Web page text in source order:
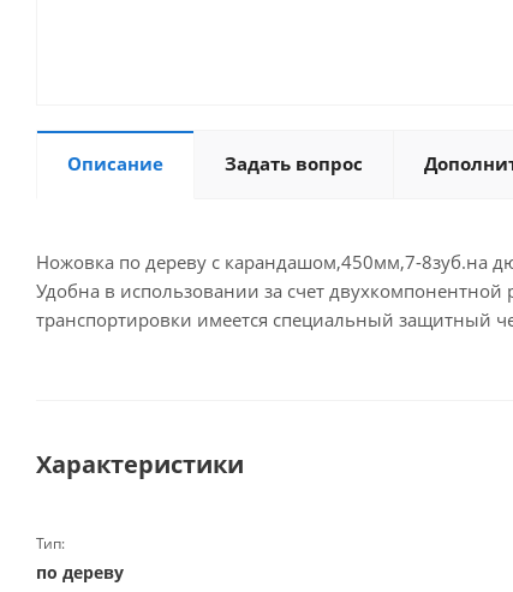
Описание Задать вопрос
Ножовка по дереву с карандашом,450мм,7-8зуб.на
Удобна в использовании за счет
транспортировки имеется специальный защитный
Характеристики
Тип:
по дереву